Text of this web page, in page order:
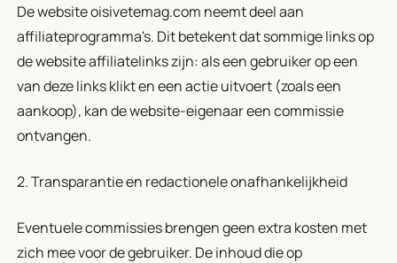
De website oisivetemag.com neemt deel aan
affiliateprogramma's. Dit betekent dat sommige links op
de website affiliatelinks zijn: als een gebruiker op een
van deze links klikt en een actie uitvoert (zoals een
aankoop), kan de website-eigenaar een commissie
ontvangen.
2. Transparantie en redactionele onafhankelijkheid
Eventuele commissies brengen geen extra kosten met
zich mee voor de gebruiker. De inhoud die op